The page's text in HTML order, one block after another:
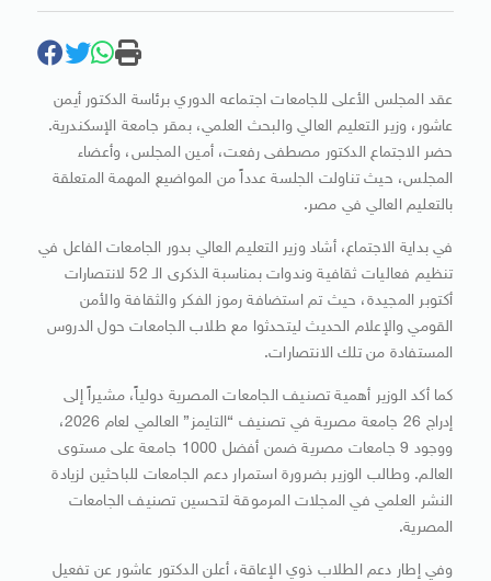
عقد المجلس الأعلى للجامعات اجتماعه الدوري برئاسة الدكتور أيمن
عاشور، وزير التعليم العالي والبحث العلمي، بمقر جامعة الإسكندرية.
حضر الاجتماع الدكتور مصطفى رفعت، أمين المجلس، وأعضاء
المجلس، حيث تناولت الجلسة عدداً من المواضيع المهمة المتعلقة
بالتعليم العالي في مصر.
في بداية الاجتماع، أشاد وزير التعليم العالي بدور الجامعات الفاعل في
تنظيم فعاليات ثقافية وندوات بمناسبة الذكرى الـ 52 لانتصارات
أكتوبر المجيدة، حيث تم استضافة رموز الفكر والثقافة والأمن
القومي والإعلام الحديث ليتحدثوا مع طلاب الجامعات حول الدروس
المستفادة من تلك الانتصارات.
كما أكد الوزير أهمية تصنيف الجامعات المصرية دولياً، مشيراً إلى
إدراج 26 جامعة مصرية في تصنيف “التايمز” العالمي لعام 2026،
ووجود 9 جامعات مصرية ضمن أفضل 1000 جامعة على مستوى
العالم. وطالب الوزير بضرورة استمرار دعم الجامعات للباحثين لزيادة
النشر العلمي في المجلات المرموقة لتحسين تصنيف الجامعات
المصرية.
وفي إطار دعم الطلاب ذوي الإعاقة، أعلن الدكتور عاشور عن تفعيل